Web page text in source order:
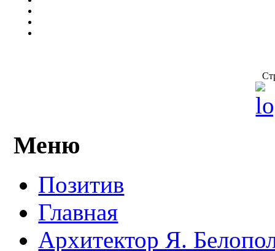
Меню
Позитив
Главная
Архитектор Я.